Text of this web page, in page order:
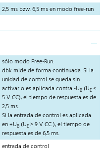
2,5 ms bzw. 6,5 ms en modo free-run
sólo modo Free-Run:
dbk mide de forma continuada. Si la
unidad de control se queda sin
activar o es aplicada contra -UB (UE <
5 V CC), el tiempo de respuesta es de
2,5 ms.
Si la entrada de control es aplicada
en +UB (UE > 9 V CC ), el tiempo de
respuesta es de 6,5 ms.
entrada de control